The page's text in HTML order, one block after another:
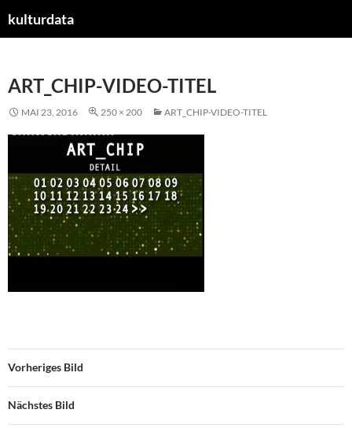
kulturdata
ART_CHIP-VIDEO-TITEL
MAI 23, 2016 250 × 200 ART_CHIP-VIDEO-TITEL
Vorheriges Bild
Nächstes Bild